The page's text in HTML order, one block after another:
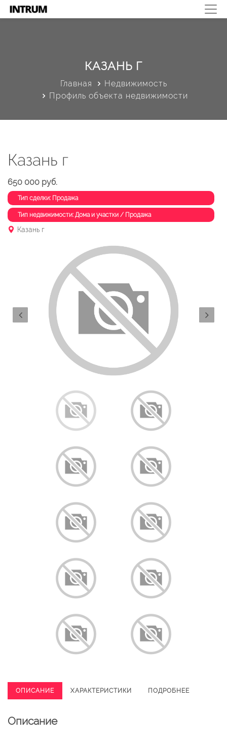
КАЗАНЬ Г
Главная
Недвижимость
Профиль объекта недвижимости
Казань г
650 000 руб.
Тип сделки: Продажа
Тип недвижимости: Дома и участки / Продажа
Казань г
ОПИСАНИЕ ХАРАКТЕРИСТИКИ ПОДРОБНЕЕ
Описание